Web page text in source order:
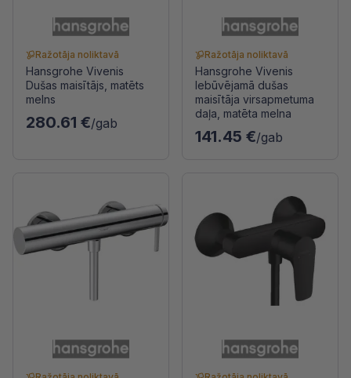
Ražotāja noliktavā
Hansgrohe Vivenis
Dušas maisītājs, matēts
melns
280.61 €/gab
Ražotāja noliktavā
Hansgrohe Vivenis
Iebūvējamā dušas
maisītāja virsapmetuma
daļa, matēta melna
141.45 €/gab